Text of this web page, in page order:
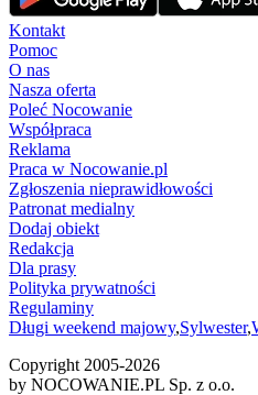
Kontakt
Pomoc
O nas
Nasza oferta
Poleć Nocowanie
Współpraca
Reklama
Praca w Nocowanie.pl
Zgłoszenia nieprawidłowości
Patronat medialny
Dodaj obiekt
Redakcja
Dla prasy
Polityka prywatności
Regulaminy
Długi weekend majowy,Sylwester,
Copyright 2005-2026
by NOCOWANIE.PL Sp. z o.o.